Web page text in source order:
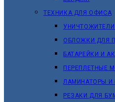
ТЕХНИКА ДЛЯ ОФИСА
УНИЧТОЖИТЕЛИ
ОБЛОЖКИ ДЛЯ
БАТАРЕЙКИ И
ПЕРЕПЛЕТНЫЕ
ЛАМИНАТОРЫ И
РЕЗАКИ ДЛЯ